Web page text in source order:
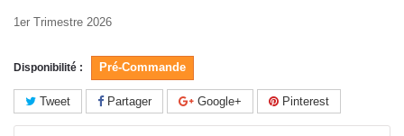
1er Trimestre 2026
Disponibilité : Pré-Commande
Tweet Partager Google+ Pinterest